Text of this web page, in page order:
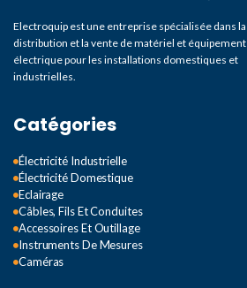
Electroquip est une entreprise spécialisée dans la
distribution et la vente de matériel et équipement
électrique pour les installations domestiques et
industrielles.
Catégories
Électricité Industrielle
Électricité Domestique
Eclairage
Câbles, Fils Et Conduites
Accessoires Et Outillage
Instruments De Mesures
Caméras